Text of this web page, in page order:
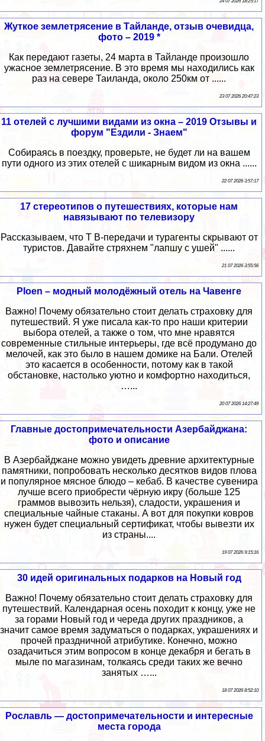
Жуткое землетрясение в Тайланде, отзыв очевидца,
фото – 2019 *
Как передают газеты, 24 марта в Тайланде произошло
ужасное землетрясение. В это время мы находились как
раз на севере Таиланда, около 250км от ......
23 07 2026 20:47:23
11 отелей с лучшими видами из окна – 2019 Отзывы и
форум "Ездили - Знаем"
Собираясь в поездку, проверьте, не будет ли на вашем
пути одного из этих отелей с шикарным видом из окна ......
22 07 2026 3:57:17
17 стереотипов о путешествиях, которые нам
навязывают по телевизору
Рассказываем, что Т В-передачи и турагенты скрывают от
туристов. Давайте стряхнем "лапшу с ушей" ......
21 07 2026 3:55:56
Ploen – модный молодёжный отель на Чавенге
Важно! Почему обязательно стоит делать страховку для
путешествий. Я уже писала как-то про наши критерии
выбора отелей, а также о том, что мне нравятся
современные стильные интерьеры, где всё продумано до
мелочей, как это было в нашем домике на Бали. Отелей
это касается в особенности, потому как в такой
обстановке, настолько уютно и комфортно находиться,
…...
20 07 2026 14:27:49
Главные достопримечательности Азербайджана:
фото и описание
В Азербайджане можно увидеть древние архитектурные
памятники, попробовать несколько десятков видов плова
и популярное мясное блюдо – кебаб. В качестве сувенира
лучше всего приобрести чёрную икру (больше 125
граммов вывозить нельзя), сладости, украшения и
специальные чайные стаканы. А вот для покупки ковров
нужен будет специальный сертификат, чтобы вывезти их
из страны....
19 07 2026 9:15:16
30 идей оригинальных подарков на Новый год
Важно! Почему обязательно стоит делать страховку для
путешествий. Календарная осень походит к концу, уже не
за горами Новый год и череда других праздников, а
значит самое время задуматься о подарках, украшениях и
прочей праздничной атрибутике. Конечно, можно
озадачиться этим вопросом в конце декабря и бегать в
мыле по магазинам, толкаясь среди таких же вечно
занятых …...
18 07 2026 8:52:10
Рославль — достопримечательности и интересные
места города